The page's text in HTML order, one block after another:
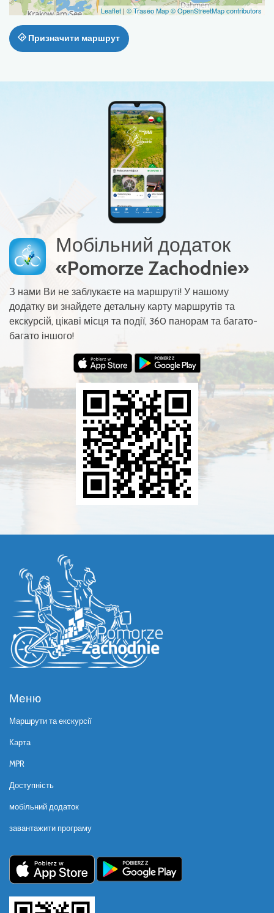
Leaflet | © Traseo Map© OpenStreetMap contributors
Призначити маршрут
Мобільний додаток
«Pomorze Zachodnie»
З нами Ви не заблукаєте на маршруті! У нашому
додатку ви знайдете детальну карту маршрутів та
екскурсій, цікаві місця та події, 360 панорам та багато-
багато іншого!
Меню
Маршрути та екскурсії
Карта
MPR
Доступність
мобільний додаток
завантажити програму